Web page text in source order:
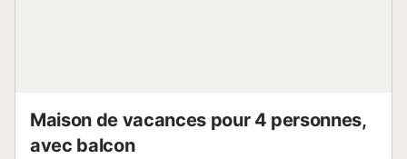
Maison de vacances pour 4 personnes,
avec balcon